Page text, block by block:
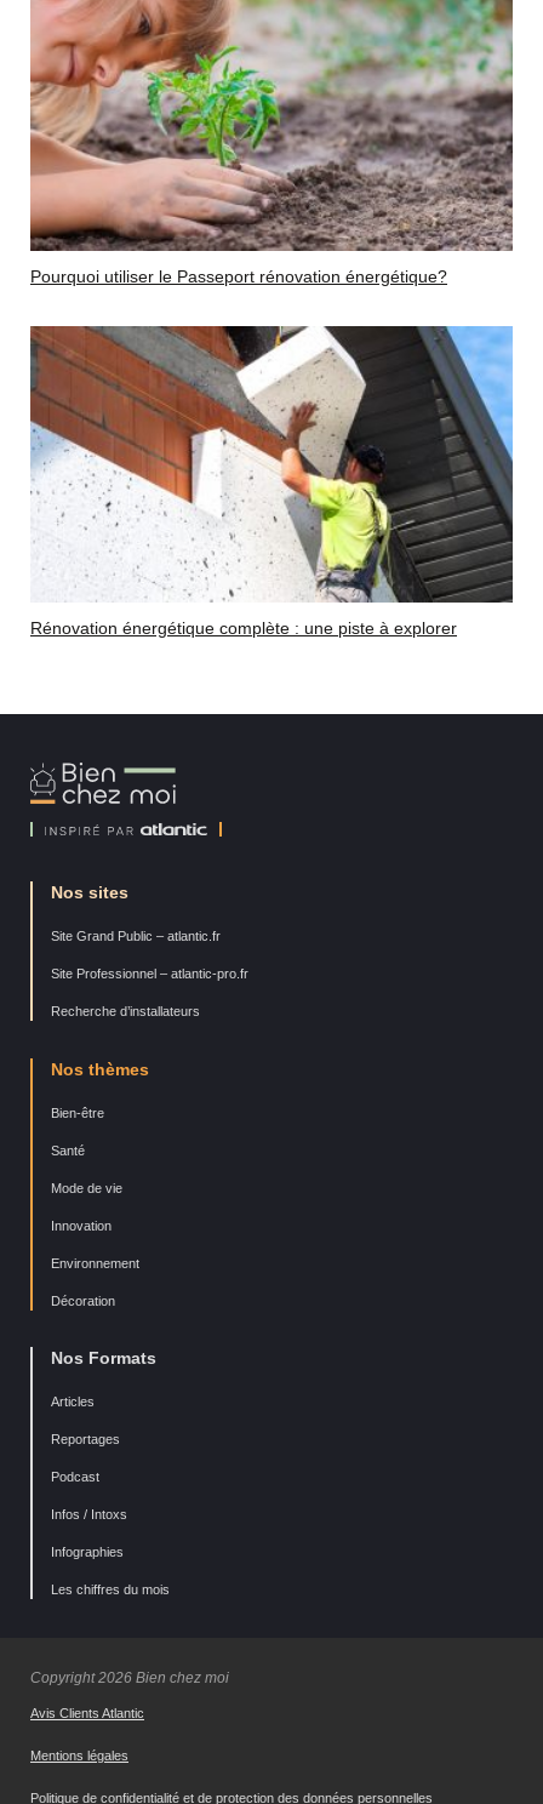
Pourquoi utiliser le Passeport rénovation énergétique?
Rénovation énergétique complète : une piste à explorer
Bien
Chez
Nos sites
Site Grand Public – atlantic.fr
Site Professionnel – atlantic-pro.fr
Recherche d’installateurs
Nos thèmes
Bien-être
Santé
Mode de vie
Innovation
Environnement
Décoration
Nos Formats
Articles
Reportages
Podcast
Infos / Intoxs
Infographies
Les chiffres du mois
Copyright 2026 Bien chez moi
Avis Clients Atlantic
Mentions légales
Politique de confidentialité et de protection des données personnelles